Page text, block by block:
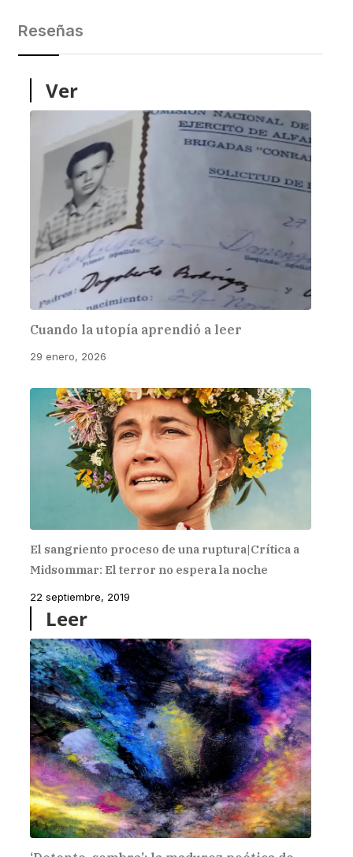
Reseñas
Ver
Cuando la utopía aprendió a leer
29 enero, 2026
El sangriento proceso de una ruptura|Crítica a
Midsommar: El terror no espera la noche
22 septiembre, 2019
Leer